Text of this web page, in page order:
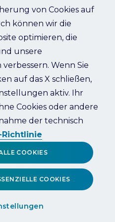
von Cookies auf
können wir die
optimieren, die
unsere
Wenn Sie
auf das X schließen,
aktiv. Ihr
Cookies oder andere
der technisch
Richtlinie
COOKIES
COOKIES